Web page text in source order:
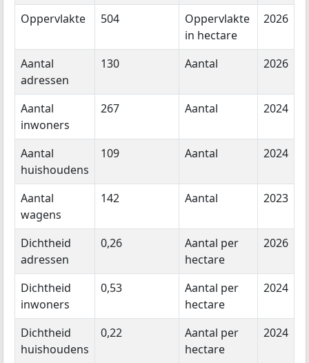
Oppervlakte 504
Oppervlakte
in hectare
2026
Aantal
adressen
130 Aantal 2026
Aantal
inwoners
267 Aantal 2024
Aantal
huishoudens
109 Aantal 2024
Aantal
wagens
142 Aantal 2023
Dichtheid
adressen
0,26
Aantal per
hectare
2026
Dichtheid
inwoners
0,53
Aantal per
hectare
2024
Dichtheid
huishoudens
0,22
Aantal per
hectare
2024